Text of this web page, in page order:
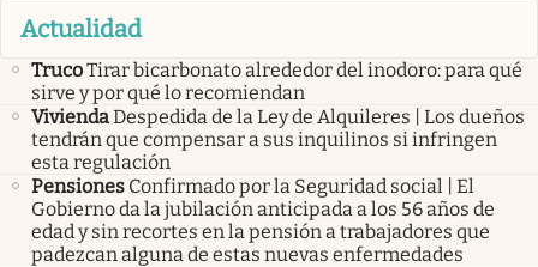
Actualidad
TrucoTirar bicarbonato alrededor del inodoro: para qué
sirve y por qué lo recomiendan
ViviendaDespedida de la Ley de Alquileres | Los dueños
tendrán que compensar a sus inquilinos si infringen
esta regulación
Pensiones Confirmado por la Seguridad social | El
Gobierno da la jubilación anticipada a los 56 años de
edad y sin recortes en la pensión a trabajadores que
padezcan alguna de estas nuevas enfermedades